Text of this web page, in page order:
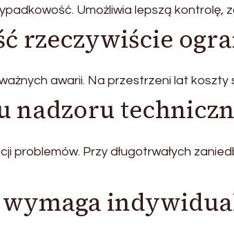
Umożliwia lepszą kontrolę,
rzeczywiście
awarii. Na przestrzeni lat koszty
nadzoru
problemów. Przy długotrwałych